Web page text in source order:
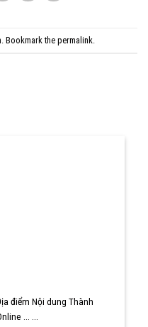
. Bookmark the permalink
điểm Nội dung Thành
... ...